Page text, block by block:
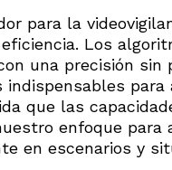
para la
Los
una precisión sin
para
que las
enfoque para
en escenarios y